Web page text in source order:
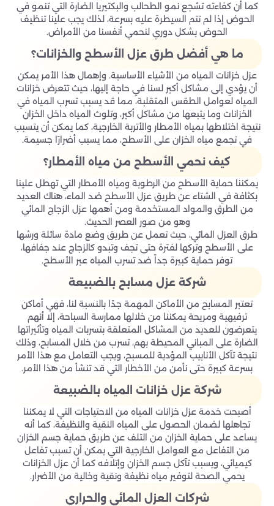
كما أن كفاءته تشجع نمو الطحالب والبكتيريا الضارة التي تنمو في
الحوض إذا لم تتم السيطرة عليه بسرعة، لذلك يجب علينا تنظيف
الحوض بشكل دوري لنحمي أنفسنا من الأمراض.
ما هي أفضل طرق عزل الأسطح والخزانات؟
عزل خزانات المياه من الأشياء الأساسية. وإهمال هذا الأمر يمكن
أن يؤدي إلى مشاكل أكبر لسنا في حاجة إليها، حيث تتعرض خزانات
المياه لعوامل الطقس المتقلبة، مما قد يسبب تسرب المياه في
الخزانات وما يتبعها من مشاكل أكبر، وتلوث المياه داخل الخزان
نتيجة اختلاطها بمياه الأمطار والأتربة الخارجية، كما يمكن أن يتسبب
في تجمع مياه الخزان على الأسطح، مما يسبب أضرارًا جسيمة.
كيف نحمي الأسطح من مياه الأمطار؟
يمكننا حماية الأسطح من الرطوبة ومياه الأمطار التي تهطل علينا
بكثافة في الشتاء عن طريق عزل الأسطح ضد الماء، هناك العديد
من الطرق والمواد المستخدمة ومن أهمها عزل الزجاج المائي
وهو من صور العصر الحديث.
طرق العزل المائي، حيث تعمل عن طريق وضع مادة سائلة ورشها
على الأسطح وتركها لفترة حتى تجف وتبدو كالزجاج عند جفافها،
توفر حماية كبيرة جداً ضد تسرب المياه عبر الأسطح.
شركة عزل مسابح بالضبيعة
تعتبر المسابح من الأماكن المهمة جدًا بالنسبة لنا، فهي أماكن
ترفيهية ومريحة يمكننا من خلالها ممارسة السباحة، إلا أنهم
يتعرضون للعديد من المشاكل المتعلقة بتسربات المياه وتأثيراتها
الضارة على المباني المحيطة بهم، تسرب من خلال المسابح، وذلك
نتيجة تآكل الأنابيب المؤدية للمسبح، ويجب التعامل مع هذا الأمر
بسرعة كبيرة حتى نأمن من الأخطار التي قد تنشأ من هذا الأمر.
شركة عزل خزانات المياه بالضبيعة
أصبحت خدمة عزل خزانات المياه من الاحتياجات التي لا يمكننا
تجاهلها لضمان الحصول على المياه النقية والنظيفة، كما أنه
يساعد على حماية الخزان من التلف عن طريق حماية جسم الخزان
من التفاعل مع العوامل الخارجية التي يمكن أن تسبب تفاعل
كيميائي، ويسبب تآكل جسم الخزان وإتلافه كما أن عزل الخزانات
يحمي الصحة لتوفير مياه نظيفة ونقية وخالية من الأضرار.
شركات العزل المائي والحراري